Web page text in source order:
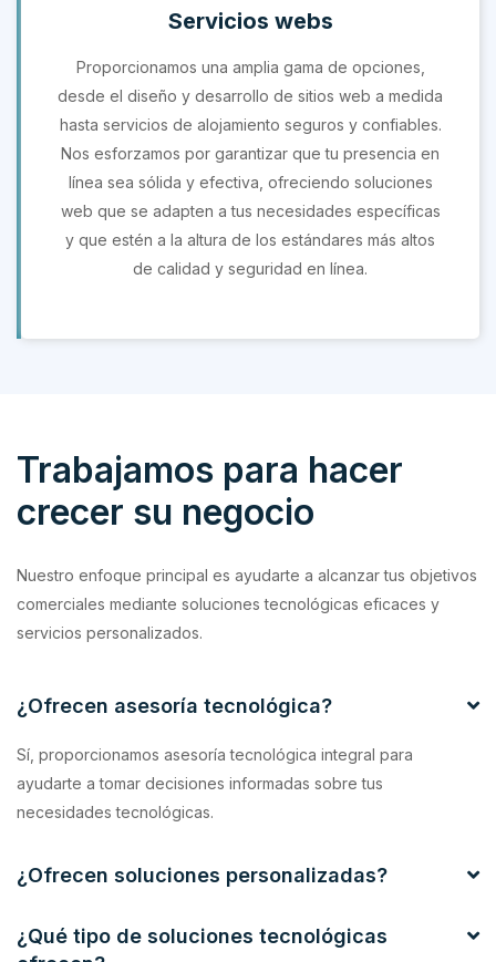
Servicios webs
Proporcionamos una amplia gama de opciones,
desde el diseño y desarrollo de sitios web a medida
hasta servicios de alojamiento seguros y confiables.
Nos esforzamos por garantizar que tu presencia en
línea sea sólida y efectiva, ofreciendo soluciones
web que se adapten a tus necesidades específicas
y que estén a la altura de los estándares más altos
de calidad y seguridad en línea.
Trabajamos para hacer
crecer su negocio
Nuestro enfoque principal es ayudarte a alcanzar tus objetivos
comerciales mediante soluciones tecnológicas eficaces y
servicios personalizados.
¿Ofrecen asesoría tecnológica?
Sí, proporcionamos asesoría tecnológica integral para
ayudarte a tomar decisiones informadas sobre tus
necesidades tecnológicas.
¿Ofrecen soluciones personalizadas?
¿Qué tipo de soluciones tecnológicas